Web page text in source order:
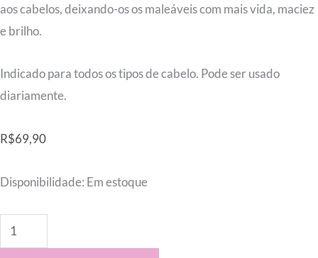
aos cabelos, deixando-os os maleáveis com mais vida, maciez
e brilho.
Indicado para todos os tipos de cabelo. Pode ser usado
diariamente.
R$69,90
Disponibilidade: Em estoque